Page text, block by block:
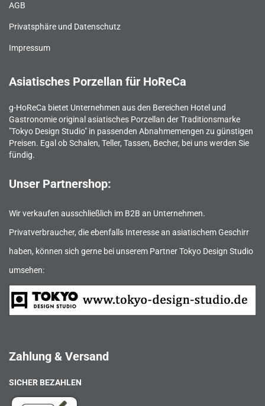
AGB
Privatsphäre und Datenschutz
Impressum
Asiatisches Porzellan für HoReCa
g-HoReCa bietet Unternehmen aus den Bereichen Hotel und
Gastronomie original asiatisches Porzellan der Traditionsmarke
"Tokyo Design Studio" in passenden Abnahmemengen zu günstigen
Preisen. Egal ob Schalen, Teller, Tassen, Becher, bei uns werden Sie
fündig.
Unser Partnershop:
Wir verkaufen ausschließlich im B2B an Unternehmen.
Privatverbraucher, die ebenfalls Interesse an asiatischem Geschirr
haben, können sich gerne bei unserem Partner Tokyo Design Studio
umsehen:
Zahlung & Versand
SICHER BEZAHLEN